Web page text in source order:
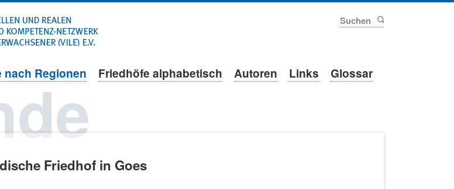
nach Regionen Friedhöfe alphabetisch Autoren Links Glossar
Friedhof in Goes